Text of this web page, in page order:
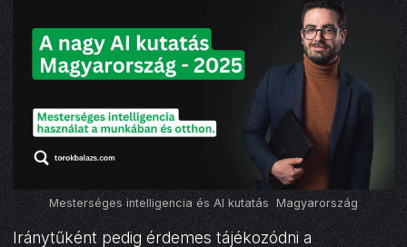
Mesterséges intelligencia és AI kutatás Magyarország
Iránytűként pedig érdemes tájékozódni a